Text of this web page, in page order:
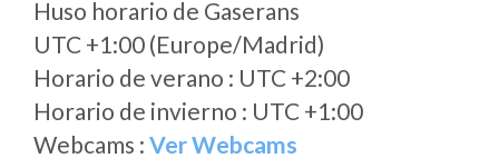
Huso horario de Gaserans
UTC +1:00 (Europe/Madrid)
Horario de verano : UTC +2:00
Horario de invierno : UTC +1:00
Webcams : Ver Webcams